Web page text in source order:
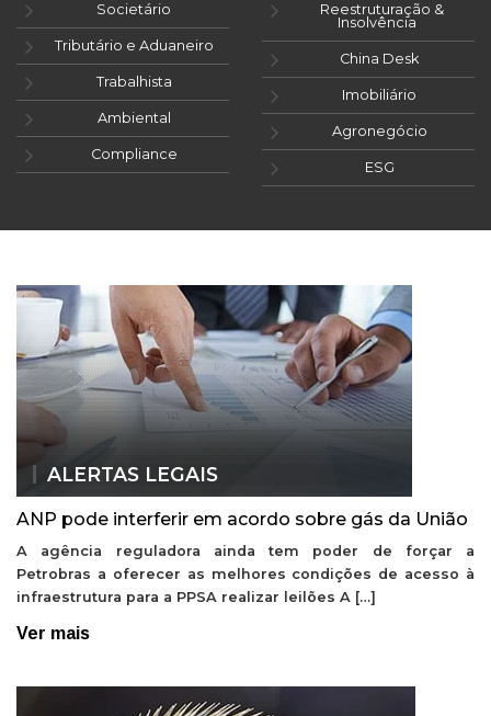
Societário
Tributário e Aduaneiro
Trabalhista
Ambiental
Compliance
Reestruturação &
Insolvência
China Desk
Imobiliário
Agronegócio
ESG
ALERTAS LEGAIS
ANP pode interferir em acordo sobre gás da União
A agência reguladora ainda tem poder de forçar a
Petrobras a oferecer as melhores condições de acesso à
infraestrutura para a PPSA realizar leilões A […]
Ver mais